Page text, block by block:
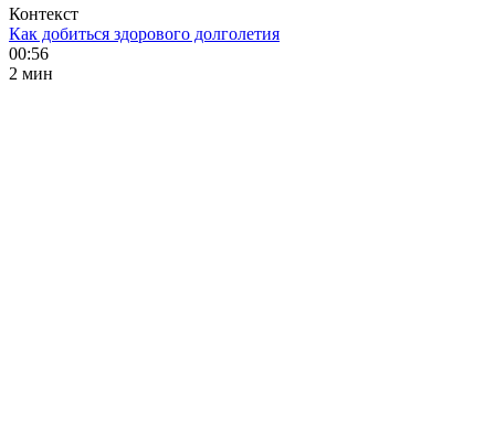
Контекст
Как добиться здорового долголетия
00:56
2 мин